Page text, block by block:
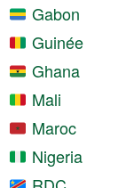
Gabon
Guinée
Ghana
Mali
Maroc
Nigeria